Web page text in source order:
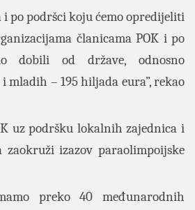
i po podršci koju ćemo opredijeliti
članicama POK i po
dobili od države, odnosno
– 195 hiljada eura”, rekao
uz podršku lokalnih zajednica i
zaokruži izazov paraolimpoijske
preko 40 međunarodnih